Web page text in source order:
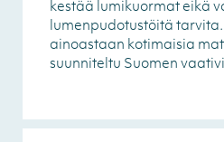
kestää lumikuormat eikä
lumenpudotustöitä
ainoastaan kotimaisia
suunniteltu Suomen